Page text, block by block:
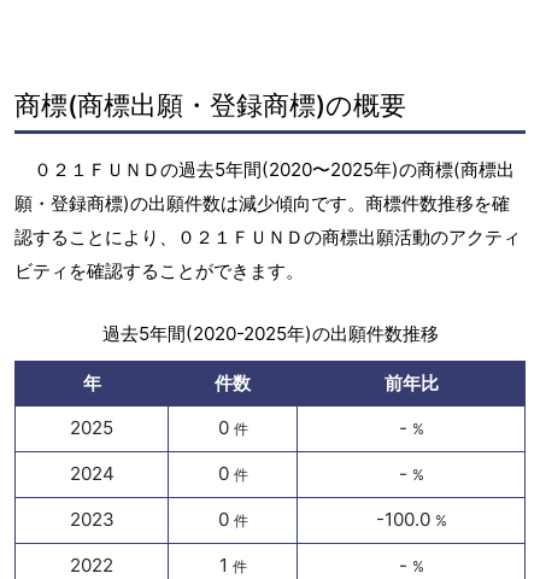
商標(商標出願・登録商標)の概要
０２１ＦＵＮＤの過去5年間(2020〜2025年)の商標(商標出
願・登録商標)の出願件数は減少傾向です。商標件数推移を確
認することにより、０２１ＦＵＮＤの商標出願活動のアクティ
ビティを確認することができます。
過去5年間(2020-2025年)の出願件数推移
年 件数
前年比
2025
0 件 - %
2024 0 件 - %
2023 0 件 -100.0 %
2022 1 件 - %